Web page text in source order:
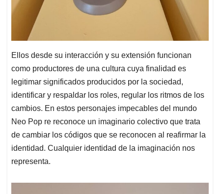
Ellos desde su interacción y su extensión funcionan
como productores de una cultura cuya finalidad es
legitimar significados producidos por la sociedad,
identificar y respaldar los roles, regular los ritmos de los
cambios. En estos personajes impecables del mundo
Neo Pop re reconoce un imaginario colectivo que trata
de cambiar los códigos que se reconocen al reafirmar la
identidad. Cualquier identidad de la imaginación nos
representa.